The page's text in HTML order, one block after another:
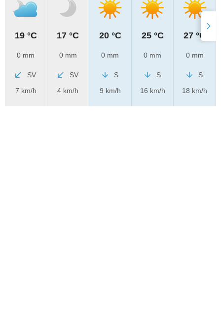
19 °C
0 mm
SV
7 km/h
17 °C
0 mm
SV
4 km/h
20 °C
0 mm
S
9 km/h
25 °C
0 mm
S
16 km/h
27 °C
0 mm
S
18 km/h